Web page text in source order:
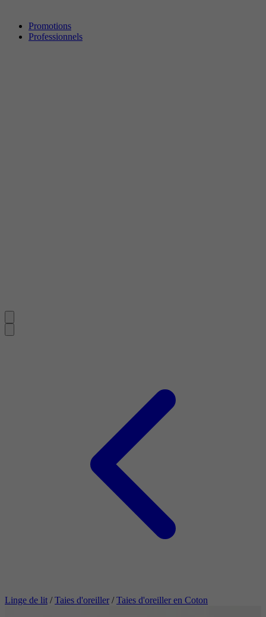
Promotions
Professionnels
Linge de lit / Taies d'oreiller / Taies d'oreiller en Coton